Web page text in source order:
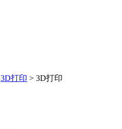
3D打印 > 3D打印